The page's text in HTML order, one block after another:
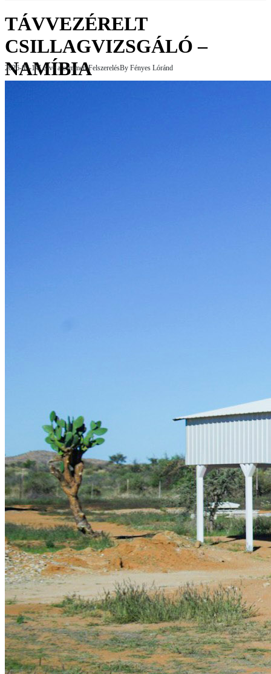
TÁVVEZÉRELT
CSILLAGVIZSGÁLÓ –
NAMÍBIA
2026-05-14Leave a commentFelszerelésBy Fényes Lóránd